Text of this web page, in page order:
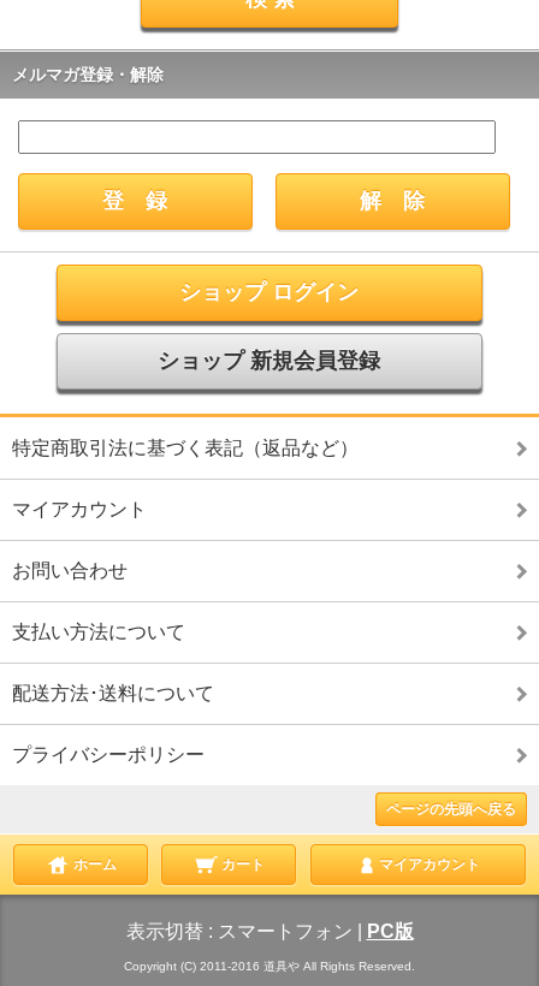
メルマガ登録・解除
ショップ ログイン
ショップ 新規会員登録
特定商取引法に基づく表記（返品など）
マイアカウント
お問い合わせ
支払い方法について
配送方法･送料について
プライバシーポリシー
ページの先頭へ戻る
ホーム カート マイアカウント
表示切替 : スマートフォン PC版
Copyright (C) 2011-2016 道具や All Rights Reserved.